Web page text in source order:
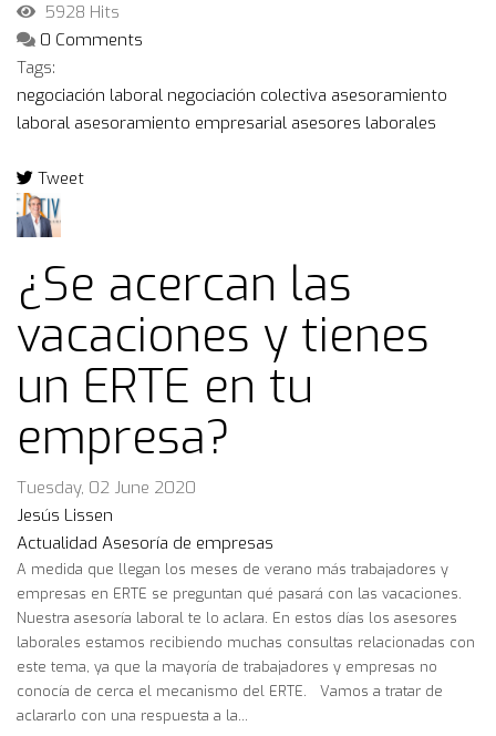
5928 Hits
0 Comments
Tags:
negociación laboral negociación colectiva asesoramiento
laboral asesoramiento empresarial asesores laborales
Tweet
pinterest
¿Se acercan las
vacaciones y tienes
un ERTE en tu
empresa?
Tuesday, 02 June 2020
Jesús Lissen
Actualidad Asesoría de empresas
A medida que llegan los meses de verano más trabajadores y
empresas en ERTE se preguntan qué pasará con las vacaciones.
Nuestra asesoría laboral te lo aclara. En estos días los asesores
laborales estamos recibiendo muchas consultas relacionadas con
este tema, ya que la mayoría de trabajadores y empresas no
conocía de cerca el mecanismo del ERTE. Vamos a tratar de
aclararlo con una respuesta a la...